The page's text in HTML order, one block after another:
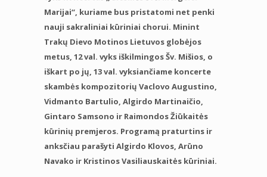
Marijai“, kuriame bus pristatomi net penki
nauji sakraliniai kūriniai chorui. Minint
Trakų Dievo Motinos Lietuvos globėjos
metus, 12 val. vyks iškilmingos Šv. Mišios, o
iškart po jų, 13 val. vyksiančiame koncerte
skambės kompozitorių Vaclovo Augustino,
Vidmanto Bartulio, Algirdo Martinaičio,
Gintaro Samsono ir Raimondos Žiūkaitės
kūrinių premjeros. Programą praturtins ir
anksčiau parašyti Algirdo Klovos, Arūno
Navako ir Kristinos Vasiliauskaitės kūriniai.